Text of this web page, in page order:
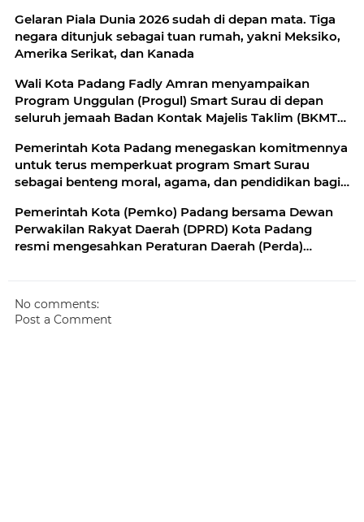
Gelaran Piala Dunia 2026 sudah di depan mata. Tiga
negara ditunjuk sebagai tuan rumah, yakni Meksiko,
Amerika Serikat, dan Kanada
Wali Kota Padang Fadly Amran menyampaikan
Program Unggulan (Progul) Smart Surau di depan
seluruh jemaah Badan Kontak Majelis Taklim (BKMT)
Pemerintah Kota Padang menegaskan komitmennya
untuk terus memperkuat program Smart Surau
sebagai benteng moral, agama, dan pendidikan bagi
Pemerintah Kota (Pemko) Padang bersama Dewan
Perwakilan Rakyat Daerah (DPRD) Kota Padang
resmi mengesahkan Peraturan Daerah (Perda)
No comments:
Post a Comment